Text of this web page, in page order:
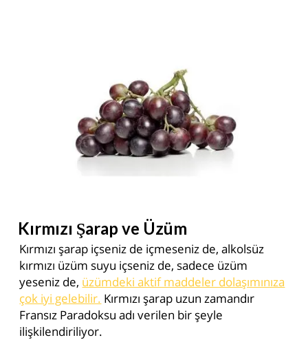
Kırmızı Şarap ve Üzüm
Kırmızı şarap içseniz de içmeseniz de, alkolsüz
kırmızı üzüm suyu içseniz de, sadece üzüm
yeseniz de, üzümdeki aktif maddeler dolaşımınıza
çok iyi gelebilir. Kırmızı şarap uzun zamandır
Fransız Paradoksu adı verilen bir şeyle
ilişkilendiriliyor.